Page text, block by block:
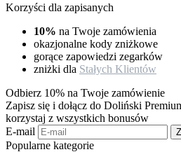
Korzyści dla zapisanych
10% na Twoje zamówienia
okazjonalne kody zniżkowe
gorące zapowiedzi zegarków
zniżki dla Stałych Klientów
Odbierz 10% na Twoje zamówienie
Zapisz się i dołącz do Doliński
korzystaj z wszystkich bonusów
E-mail
Popularne kategorie